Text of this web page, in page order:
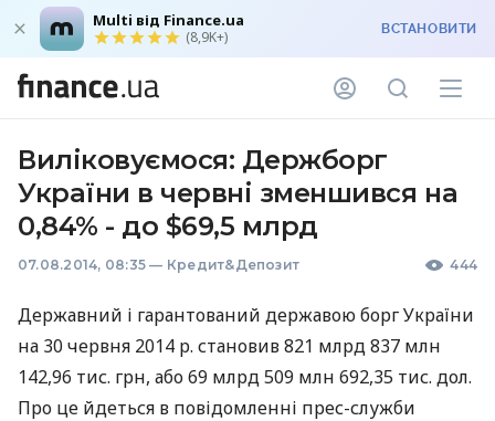
Multi від Finance.ua
(8,9K+) ВСТАНОВИТИ
Виліковуємося: Держборг
України в червні зменшився на
0,84% - до $69,5 млрд
07.08.2014, 08:35 — Кредит&Депозит 444
Державний і гарантований державою борг України
на 30 червня 2014 р. становив 821 млрд 837 млн ​​
142,96 тис. грн, або 69 млрд 509 млн 692,35 тис. дол.
Про це йдеться в повідомленні прес-служби